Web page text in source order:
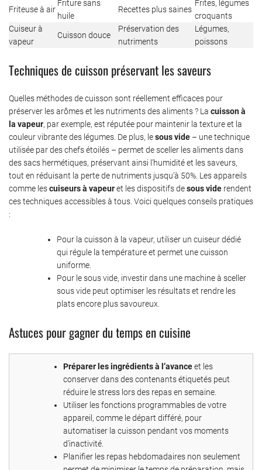
Friteuse à air
Friture sans
huile
Recettes plus saines
Frites, légumes
croquants
Cuiseur à
vapeur
Cuisson douce
Préservation des
nutriments
Légumes,
poissons
Techniques de cuisson préservant les saveurs
Quelles méthodes de cuisson sont réellement efficaces pour
préserver les arômes et les nutriments des aliments ? La cuisson à
la vapeur, par exemple, est réputée pour maintenir la texture et la
couleur vibrante des légumes. De plus, lesous vide – une technique
utilisée par des chefs étoilés – permet de sceller les aliments dans
des sacs hermétiques, préservant ainsi l’humidité et les saveurs,
tout en réduisant la perte de nutriments jusqu’à 50%. Les appareils
comme lescuiseurs à vapeuret les dispositifs desous vide rendent
ces techniques accessibles à tous. Voici quelques conseils pratiques
:
Pour la cuisson à la vapeur, utiliser un cuiseur dédié
qui régule la température et permet une cuisson
uniforme.
Pour le sous vide, investir dans une machine à sceller
sous vide peut optimiser les résultats et rendre les
plats encore plus savoureux.
Astuces pour gagner du temps en cuisine
Préparer les ingrédients à l’avanceet les
conserver dans des contenants étiquetés peut
réduire le stress lors des repas en semaine.
Utiliser les fonctions programmables de votre
appareil, comme le départ différé, pour
automatiser la cuisson pendant vos moments
d’inactivité.
Planifier les repas hebdomadaires non seulement